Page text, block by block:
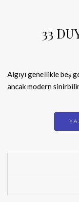
33
Algıyı genellikle beş
ancak modern